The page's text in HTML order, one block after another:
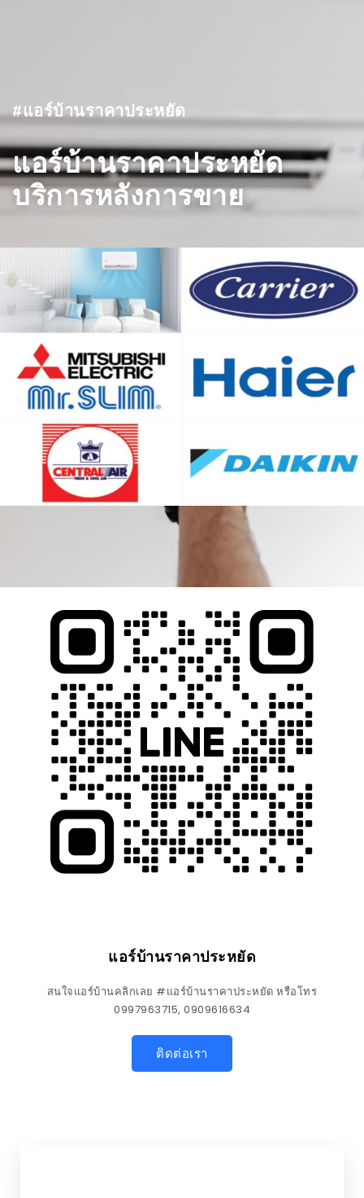
#แอร์บ้านราคาประหยัด
แอร์บ้านราคาประหยัด
บริการหลังการขาย
แอร์บ้านราคาประหยัด
สนใจแอร์บ้านคลิกเลย #แอร์บ้านราคาประหยัด หรือโทร
0997963715, 0909616634
ติดต่อเรา